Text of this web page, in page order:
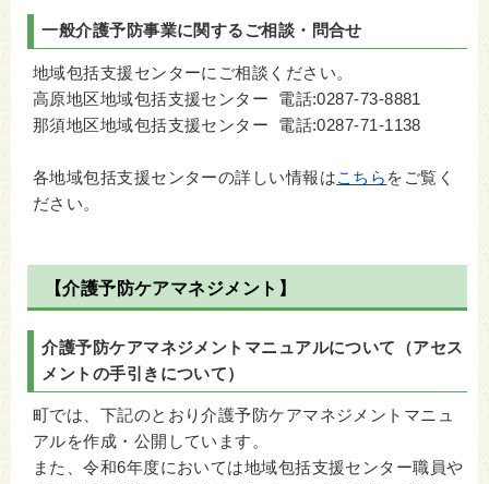
一般介護予防事業に関するご相談・問合せ
地域包括支援センターにご相談ください。
高原地区地域包括支援センター 電話:0287-73-8881
那須地区地域包括支援センター 電話:0287-71-1138
各地域包括支援センターの詳しい情報はこちら をご覧く
ださい。
【介護予防ケアマネジメント】
介護予防ケアマネジメントマニュアルについて（アセス
メントの手引きについて）
町では、下記のとおり介護予防ケアマネジメントマニュ
アルを作成・公開しています。
また、令和6年度においては地域包括支援センター職員や